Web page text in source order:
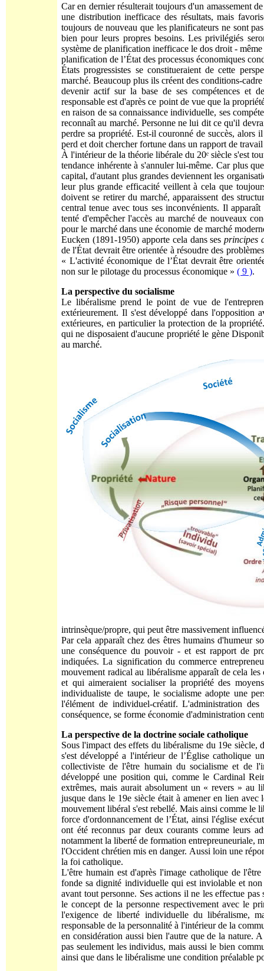
Car en dernier résulterait toujours d'un amassement
une distribution inefficace des résultats, mais
toujours de nouveau que les planificateurs ne sont
bien pour leurs propres besoins. Les privilégiés
système de planification inefficace le dos droit -
planification de l’État des processus économiques
États progressistes se constitueraient de cette
marché. Beaucoup plus ils créent des conditions-
devenir actif sur la base de ses compétences et
responsable est d'après ce point de vue que la
en raison de sa connaissance individuelle, ses
reconnaît au marché. Personne ne lui dit ce qu'il
perdre sa propriété. Est-il couronné de succès,
perd et doit chercher fortune dans un rapport de
À l'intérieur de la théorie libérale du 20ᵉ siècle s'est
tendance inhérente à s'annuler lui-même. Car plus
capital, d'autant plus grandes deviennent les
leur plus grande efficacité veillent à cela que
doivent se retirer du marché, apparaissent des
central tenue avec tous ses inconvénients. Il
tenté d'empêcher l'accès au marché de nouveaux
pour le marché dans une économie de marché
Eucken (1891-1950) apporte cela dans sesprincipes
de l'État devrait être orientée à résoudre des
« L'activité économique de l’État devrait être
non sur le pilotage du processus économique » ( 9 ).
La perspective du socialisme
Le libéralisme prend le point de vue de
extérieurement. Il s'est développé dans l'opposition
extérieures, en particulier la protection de la
qui ne disposaient d'aucune propriété le gène
au marché.
intrinsèque/propre, qui peut être massivement
Par cela apparaît chez des êtres humains d'humeur
une conséquence du pouvoir - et est rapport de
indiquées. La signification du commerce
mouvement radical au libéralisme apparaît de cela
et qui aimeraient socialiser la propriété des
individualiste de taupe, le socialisme adopte une
l'élément de individuel-créatif. L'administration
conséquence, se forme économie d'administration
La perspective de la doctrine sociale catholique
Sous l'impact des effets du libéralisme du 19e siècle,
s'est développé a l'intérieur de l’Église catholique
collectiviste de l'être humain du socialisme et de
développé une position qui, comme le Cardinal
extrêmes, mais aurait absolument un « revers » au
jusque dans le 19e siècle était à amener en lien
mouvement libéral s'est rebellé. Mais ainsi comme le
force d'ordonnancement de l’État, ainsi l'église
ont été reconnus par deux courants comme leurs
notamment la liberté de formation entrepreuneuriale,
l'Occident chrétien mis en danger. Aussi loin une
la foi catholique.
L'être humain est d'après l'image catholique de
fonde sa dignité individuelle qui est inviolable et
avant tout personne. Ses actions il ne les effectue
le concept de la personne respectivement avec le
l'exigence de liberté individuelle du libéralisme,
responsable de la personnalité à l'intérieur de la
en considération aussi bien l'autre que de la nature.
pas seulement les individus, mais aussi le bien
ainsi que dans le libéralisme une condition préalable